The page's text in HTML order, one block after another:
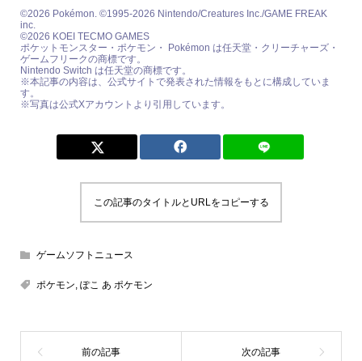
©2026 Pokémon. ©1995-2026 Nintendo/Creatures Inc./GAME FREAK
inc.
©2026 KOEI TECMO GAMES
ポケットモンスター・ポケモン・ Pokémon は任天堂・クリーチャーズ・
ゲームフリークの商標です。
Nintendo Switch は任天堂の商標です。
※本記事の内容は、公式サイトで発表された情報をもとに構成していま
す。
※写真は公式Xアカウントより引用しています。
この記事のタイトルとURLをコピーする
ゲームソフトニュース
ポケモン, ぽこ あ ポケモン